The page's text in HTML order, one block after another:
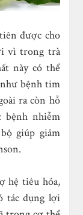
được cho
vì trong trà
này có thể
bệnh tim
ra còn hỗ
bệnh nhiễm
giúp giảm
hệ tiêu hóa,
tác dụng lợi